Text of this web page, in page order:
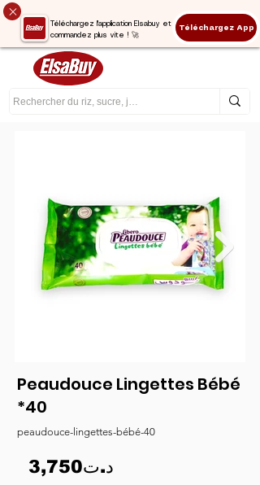
Téléchargez l'application Elsabuy et
commandez plus vite ! 🚀
Téléchargez App
Peaudouce Lingettes Bébé
*40
peaudouce-lingettes-bébé-40
3,750د.ت